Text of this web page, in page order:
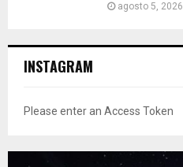
agosto 5, 2026
INSTAGRAM
Please enter an Access Token